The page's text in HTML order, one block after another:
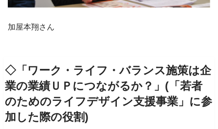
加屋本翔さん
◇「ワーク・ライフ・バランス施策は企
業の業績ＵＰにつながるか？」(「若者
のためのライフデザイン支援事業」に参
加した際の役割)